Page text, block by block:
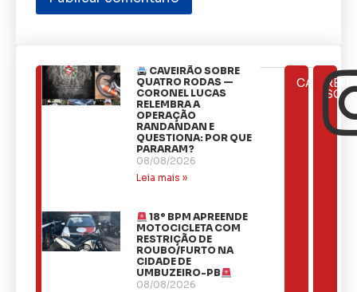
ÚLTIMAS
NOTÍCIAS
CAVEIRÃO SOBRE
QUATRO RODAS —
CORONEL LUCAS
RELEMBRA A
OPERAÇÃO
RANDANDAN E
QUESTIONA: POR QUE
PARARAM?
08/08/2026
Leia mais »
18º BPM APREENDE
MOTOCICLETA COM
RESTRIÇÃO DE
ROUBO/FURTO NA
CIDADE DE
UMBUZEIRO-PB
08/08/2026